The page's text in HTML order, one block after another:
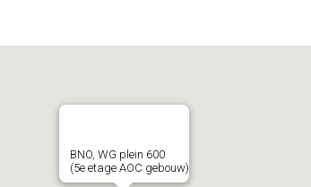
BNO, WG plein 600
(5e etage AOC gebouw)